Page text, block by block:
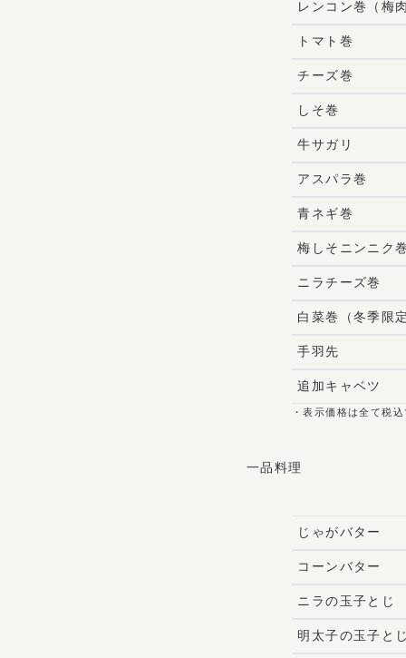
レンコン巻（梅
トマト巻
チーズ巻
しそ巻
牛サガリ
アスパラ巻
青ネギ巻
梅しそニンニク巻
ニラチーズ巻
白菜巻（冬季限定
手羽先
追加キャベツ
・表示価格は全て税込
一品料理
じゃがバター
コーンバター
ニラの玉子とじ
明太子の玉子とじ